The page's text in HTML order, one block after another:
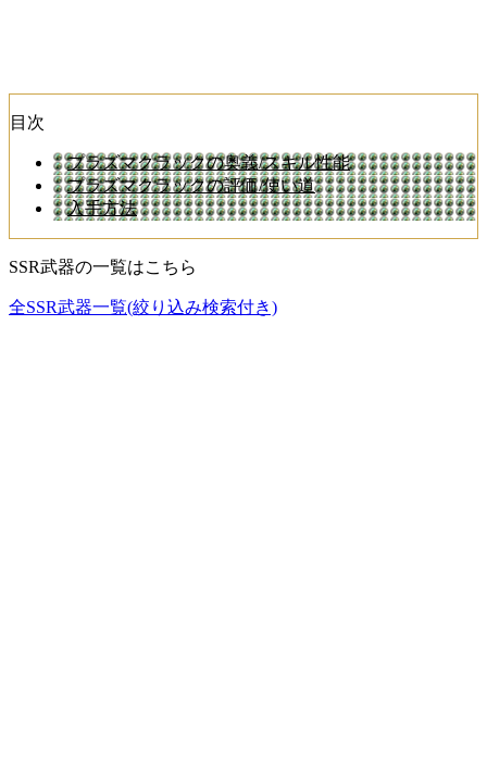
目次
プラズマクラックの奥義/スキル性能
プラズマクラックの評価/使い道
入手方法
SSR武器の一覧はこちら
全SSR武器一覧(絞り込み検索付き)